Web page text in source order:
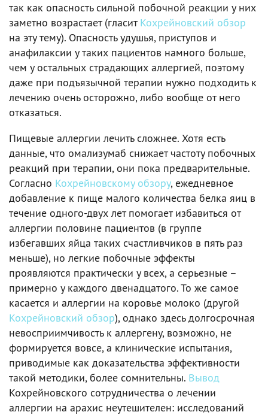
так как опасность сильной побочной реакции у них
заметно возрастает (гласитКохрейновский обзор
на эту тему). Опасность удушья, приступов и
анафилаксии у таких пациентов намного больше,
чем у остальных страдающих аллергией, поэтому
даже при подъязычной терапии нужно подходить к
лечению очень осторожно, либо вообще от него
отказаться.
Пищевые аллергии лечить сложнее. Хотя есть
данные, что омализумаб снижает частоту побочных
реакций при терапии, они пока предварительные.
Согласно Кохрейновскому обзору, ежедневное
добавление к пище малого количества белка яиц в
течение одного-двух лет помогает избавиться от
аллергии половине пациентов (в группе
избегавших яйца таких счастливчиков в пять раз
меньше), но легкие побочные эффекты
проявляются практически у всех, а серьезные –
примерно у каждого двенадцатого. То же самое
касается и аллергии на коровье молоко (другой
Кохрейновский обзор), однако здесь долгосрочная
невосприимчивость к аллергену, возможно, не
формируется вовсе, а клинические испытания,
приводимые как доказательства эффективности
такой методики, более сомнительны. Вывод
Кохрейновского сотрудничества о лечении
аллергии на арахис неутешителен: исследований